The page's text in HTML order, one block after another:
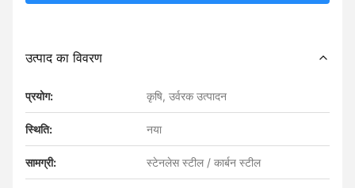
उत्पाद का विवरण
प्रयोग: कृषि, उर्वरक उत्पादन
स्थिति: नया
सामग्री: स्टेनलेस स्टील / कार्बन स्टील